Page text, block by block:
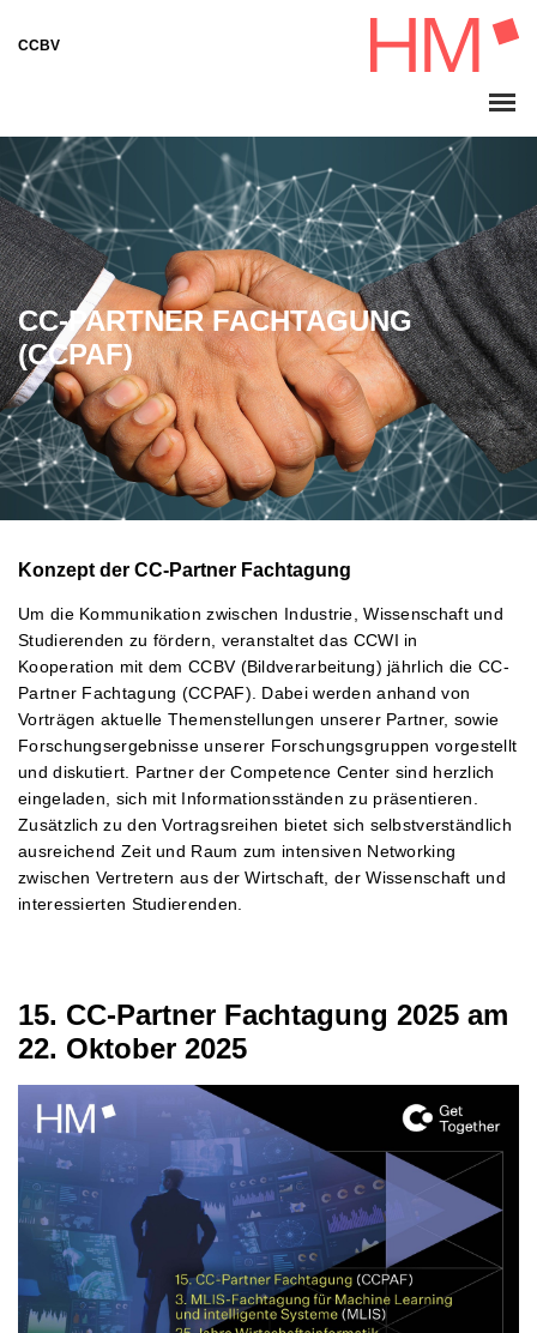
CCBV
CC-PARTNER FACHTAGUNG
(CCPAF)
Konzept der CC-Partner Fachtagung
Um die Kommunikation zwischen Industrie, Wissenschaft und
Studierenden zu fördern, veranstaltet das CCWI in
Kooperation mit dem CCBV (Bildverarbeitung) jährlich die CC-
Partner Fachtagung (CCPAF). Dabei werden anhand von
Vorträgen aktuelle Themenstellungen unserer Partner, sowie
Forschungsergebnisse unserer Forschungsgruppen vorgestellt
und diskutiert. Partner der Competence Center sind herzlich
eingeladen, sich mit Informationsständen zu präsentieren.
Zusätzlich zu den Vortragsreihen bietet sich selbstverständlich
ausreichend Zeit und Raum zum intensiven Networking
zwischen Vertretern aus der Wirtschaft, der Wissenschaft und
interessierten Studierenden.
15. CC-Partner Fachtagung 2025 am
22. Oktober 2025